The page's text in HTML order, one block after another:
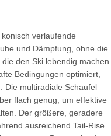
verlaufende
und Dämpfung, ohne die
den Ski lebendig machen.
Bedingungen optimiert,
Die multiradiale Schaufel
flach genug, um effektive
Der größere, geradere
ausreichend Tail-Rise